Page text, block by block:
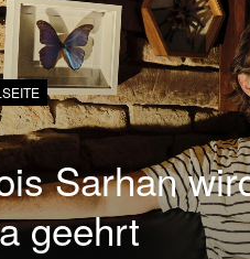
Sarhan
geehrt